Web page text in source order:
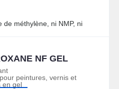
de méthylène, ni NMP, ni
NF GEL
peintures, vernis et
en gel